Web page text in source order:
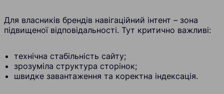
Для власників брендів навігаційний інтент – зона
підвищеної відповідальності. Тут критично важливі:
технічна стабільність сайту;
зрозуміла структура сторінок;
швидке завантаження та коректна індексація.